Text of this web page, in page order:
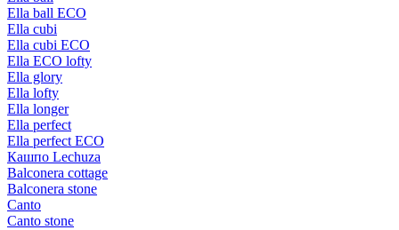
Ella ball ECO
Ella cubi
Ella cubi ECO
Ella ECO lofty
Ella glory
Ella lofty
Ella longer
Ella perfect
Ella perfect ECO
Кашпо Lechuza
Balconera cottage
Balconera stone
Canto
Canto stone